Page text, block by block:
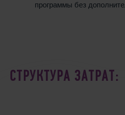
программы без
СТРУКТУРА ЗАТРАТ: